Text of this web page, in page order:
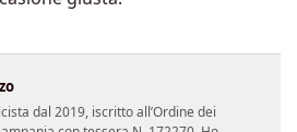
dal 2019, iscritto all’Ordine dei